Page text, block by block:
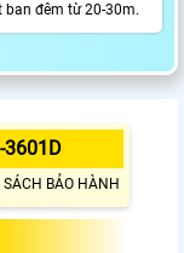
đêm từ 20-30m.
3601D
BẢO HÀNH